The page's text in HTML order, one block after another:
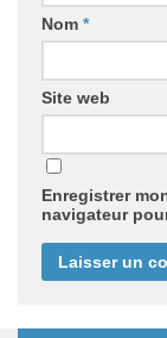
Nom *
Site web
Enregistrer
navigateur